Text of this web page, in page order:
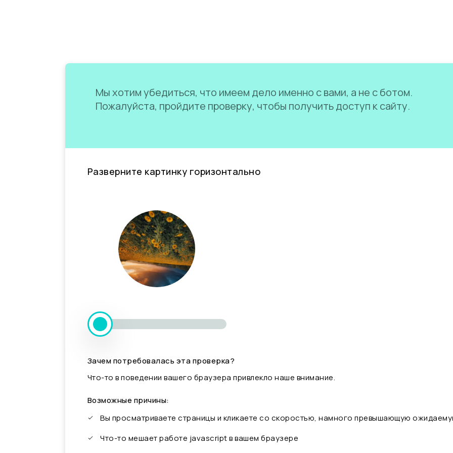
Мы хотим убедиться, что имеем дело именно с вами, а не с ботом.
Пожалуйста, пройдите проверку, чтобы получить доступ к сайту.
Разверните картинку горизонтально
Зачем потребовалась эта проверка?
Что-то в поведении вашего браузера привлекло наше внимание.
Возможные причины:
Вы просматриваете страницы и кликаете со скоростью, намного превышающую
Что-то мешает работе javascript в вашем браузере